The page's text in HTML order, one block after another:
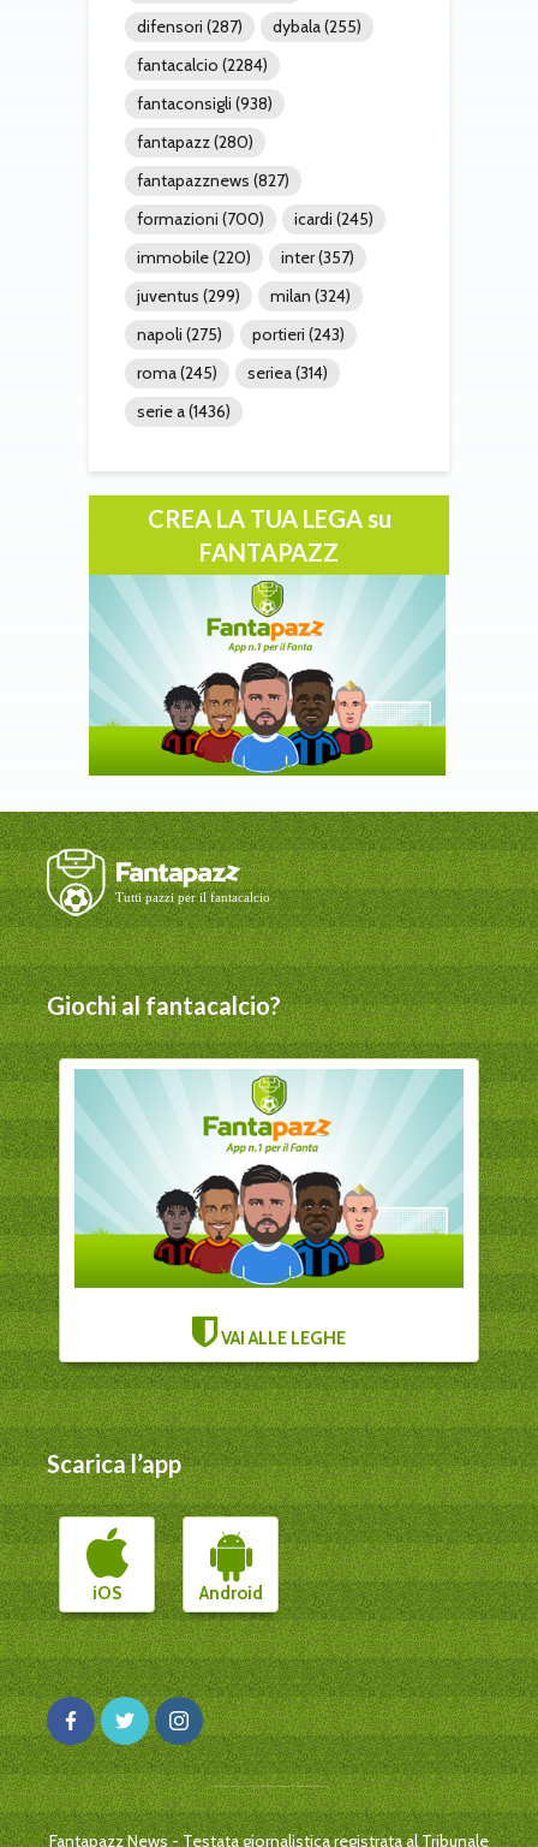
difensori (287) dybala(255)
fantacalcio (2284)
fantaconsigli (938)
fantapazz(280)
fantapazznews (827)
formazioni (700) icardi (245)
immobile(220) inter(357)
juventus (299) milan (324)
napoli (275) portieri (243)
roma(245) seriea(314)
serie a(1436)
CREA LA TUA LEGA su
FANTAPAZZ
Giochi al fantacalcio?
VAI ALLE LEGHE
Scarica l’app
iOS Android
Fantapazz News - Testata giornalistica registrata al Tribunale